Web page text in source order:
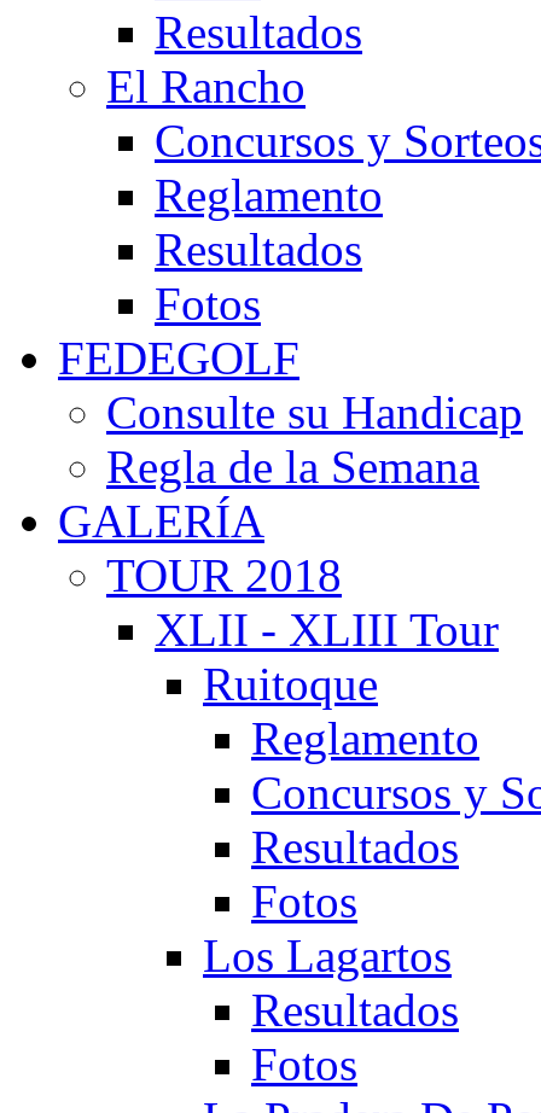
Resultados
El Rancho
Concursos y
Reglamento
Resultados
Fotos
FEDEGOLF
Consulte su Handicap
Regla de la Semana
GALERÍA
TOUR 2018
XLII - XLIII Tour
Ruitoque
Reglamento
Concursos y
Resultados
Fotos
Los Lagartos
Resultados
Fotos